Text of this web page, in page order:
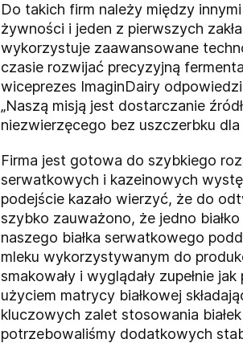
Do takich firm należy między
żywności i jeden z pierwszych
wykorzystuje zaawansowane
czasie rozwijać precyzyjną
wiceprezes ImaginDairy
„Naszą misją jest dostarczanie
niezwierzęcego bez uszczerbku dla
Firma jest gotowa do szybkiego
serwatkowych i kazeinowych
podejście kazało wierzyć, że do
szybko zauważono, że jedno
naszego białka serwatkowego
mleku wykorzystywanym do
smakowały i wyglądały zupełnie
użyciem matrycy białkowej
kluczowych zalet stosowania
potrzebowaliśmy dodatkowych